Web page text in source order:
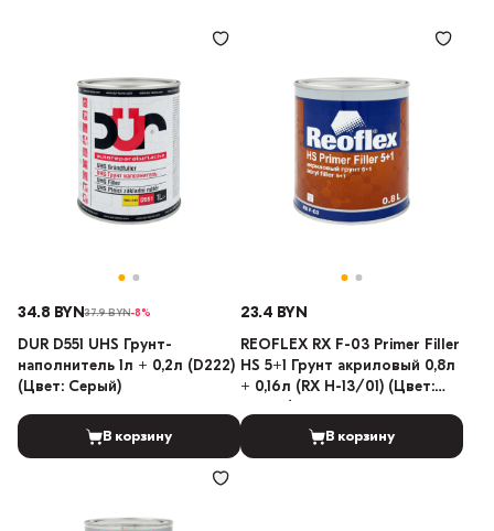
34.8 BYN37.9 BYN-8%
DUR D551 UHS Грунт-
наполнитель 1л + 0,2л (D222)
(Цвет: Серый)
В корзину
23.4 BYN
REOFLEX RX F-03 Primer Filler
HS 5+1 Грунт акриловый 0,8л
+ 0,16л (RX H-13/01) (Цвет:
В корзину